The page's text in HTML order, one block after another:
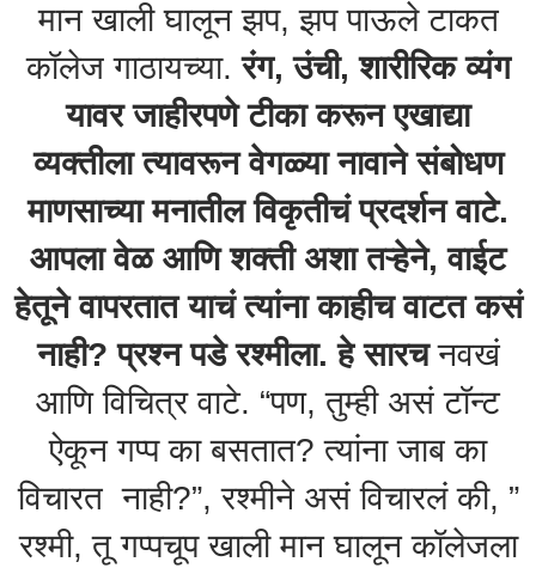
मान खाली घालून झप, झप पाऊले टाकत
कॉलेज गाठायच्या. रंग, उंची, शारीरिक व्यंग
यावर जाहीरपणे टीका करून एखाद्या
व्यक्तीला त्यावरून वेगळ्या नावाने संबोधण
माणसाच्या मनातील विकृतीचं प्रदर्शन वाटे.
आपला वेळ आणि शक्ती अशा तऱ्हेने, वाईट
हेतूने वापरतात याचं त्यांना काहीच वाटत कसं
नाही? प्रश्न पडे रश्मीला. हे सारचनवखं
आणि विचित्र वाटे. “पण, तुम्ही असं टॉन्ट
ऐकून गप्प का बसतात? त्यांना जाब का
विचारत नाही?”, रश्मीने असं विचारलं की, ”
रश्मी, तू गप्पचूप खाली मान घालून कॉलेजला